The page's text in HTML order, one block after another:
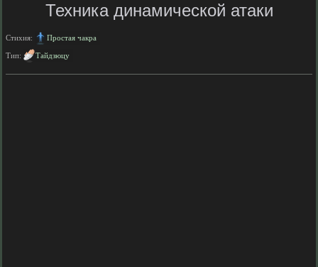
Техника динамической атаки
Стихия: Простая чакра
Тип: Тайдзюцу